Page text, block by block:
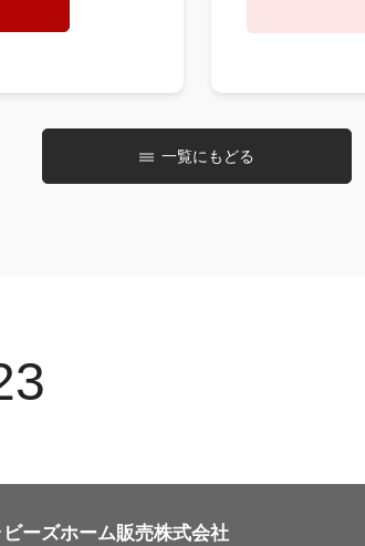
一覧にもどる
ビーズホーム販売株式会社